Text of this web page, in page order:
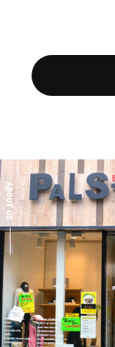
ABOUT US